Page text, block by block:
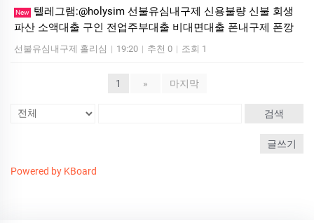
New
텔레그램:@holysim 선불유심내구제 신용불량 신불 회생
파산 소액대출 구인 전업주부대출 비대면대출 폰내구제 폰깡
선불유심내구제 홀리심 | 19:20 | 추천 0 | 조회 1
1 » 마지막
검색
글쓰기
Powered by KBoard